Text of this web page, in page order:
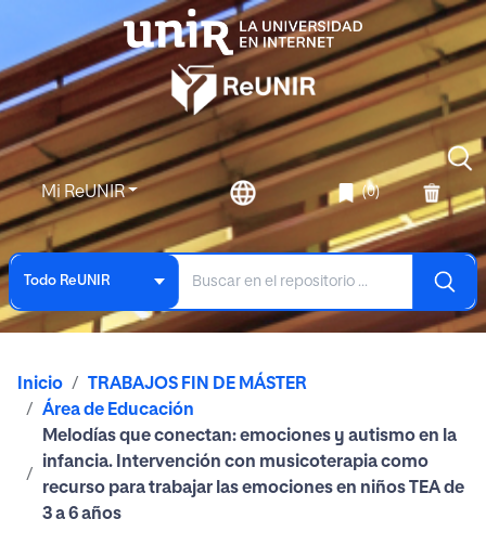
Mi ReUNIR (0)
Todo ReUNIR
Inicio
TRABAJOS FIN DE MÁSTER
Área de Educación
Melodías que conectan: emociones y autismo en la
infancia. Intervención con musicoterapia como
recurso para trabajar las emociones en niños TEA de
3 a 6 años